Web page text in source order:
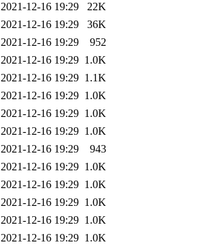
2021-12-16 19:29
22K
2021-12-16 19:29
36K
2021-12-16 19:29
952
2021-12-16 19:29 1.0K
2021-12-16 19:29 1.1K
2021-12-16 19:29 1.0K
2021-12-16 19:29 1.0K
2021-12-16 19:29 1.0K
2021-12-16 19:29
943
2021-12-16 19:29 1.0K
2021-12-16 19:29 1.0K
2021-12-16 19:29 1.0K
2021-12-16 19:29 1.0K
2021-12-16 19:29 1.0K